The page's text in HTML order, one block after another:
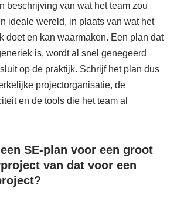
beschrijving van wat het team zou
ideale wereld, in plaats van wat het
doet en kan waarmaken. Een plan dat
is, wordt al snel genegeerd
op de praktijk. Schrijf het plan dus
projectorganisatie, de
en de tools die het team al
SE-plan voor een groot
van dat voor een